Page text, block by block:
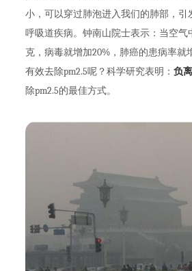
小，可以穿过肺泡进入我们的肺部，引
呼吸道疾病。钟南山院士表示：当空气
克，病毒就增加20%，肺癌的患病率就
有效去除pm2.5呢？科学研究表明：负
除pm2.5的最佳方式。